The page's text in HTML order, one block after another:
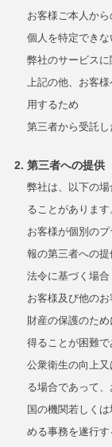
お客様ご本人か
個人を特定でき
弊社のサービス
上記の他、お客
用するため
第三者から受託
第三者への提供
弊社は、以下の
ることがあります
お客様が個別の
報の第三者への
法令に基づく場合
お客様及び他の
財産の保護のた
得ることが困難で
公衆衛生の向上
る場合であって
国の機関若しく
める事務を遂行